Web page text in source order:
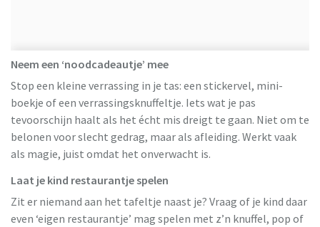
Neem een ‘noodcadeautje’ mee
Stop een kleine verrassing in je tas: een stickervel, mini-
boekje of een verrassingsknuffeltje. Iets wat je pas
tevoorschijn haalt als het écht mis dreigt te gaan. Niet om te
belonen voor slecht gedrag, maar als afleiding. Werkt vaak
als magie, juist omdat het onverwacht is.
Laat je kind restaurantje spelen
Zit er niemand aan het tafeltje naast je? Vraag of je kind daar
even ‘eigen restaurantje’ mag spelen met z’n knuffel, pop of